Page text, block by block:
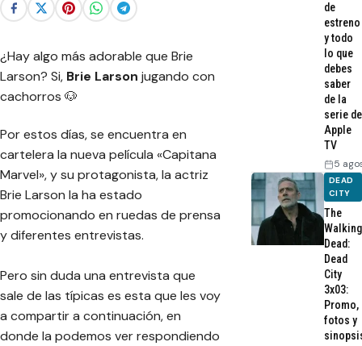
¿Hay algo más adorable que Brie
Larson? Si, Brie Larson jugando con
cachorros 🐶
Por estos días, se encuentra en
cartelera la nueva película «Capitana
Marvel», y su protagonista, la actriz
Brie Larson la ha estado
promocionando en ruedas de prensa
y diferentes entrevistas.
Pero sin duda una entrevista que
sale de las típicas es esta que les voy
a compartir a continuación, en
donde la podemos ver respondiendo
de
estreno
y todo
lo que
debes
saber
de la
serie de
Apple
TV
5
DEAD
CITY
The
Walking
Dead:
Dead
City
3x03:
Promo,
fotos y